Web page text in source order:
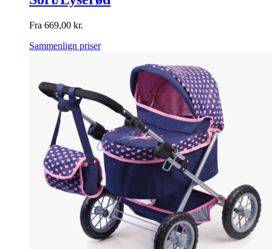
Fra 669,00 kr.
Sammenlign priser